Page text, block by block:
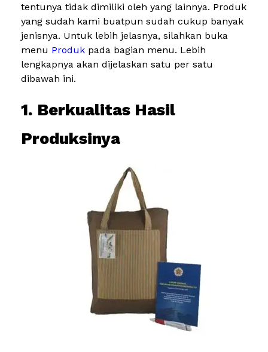
tentunya tidak dimiliki oleh yang lainnya. Produk
yang sudah kami buatpun sudah cukup banyak
jenisnya. Untuk lebih jelasnya, silahkan buka
menu Produk pada bagian menu. Lebih
lengkapnya akan dijelaskan satu per satu
dibawah ini.
1. Berkualitas Hasil
Produksinya